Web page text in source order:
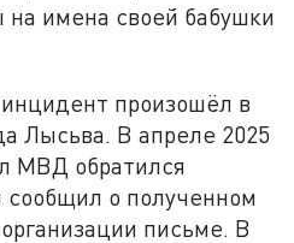
имена своей бабушки
произошёл в
Лысьва. В апреле 2025
МВД обратился
сообщил о полученном
письме. В